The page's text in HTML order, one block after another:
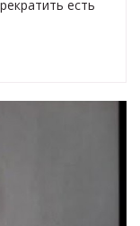
есть